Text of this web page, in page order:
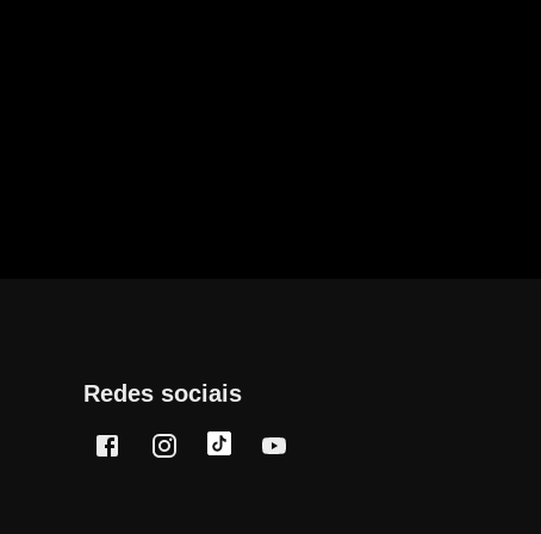
Redes sociais